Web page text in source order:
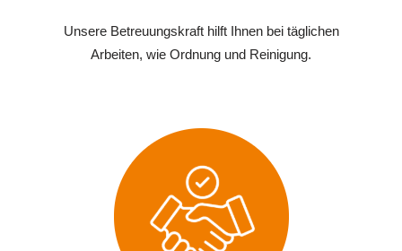
Unsere Betreuungskraft hilft Ihnen bei täglichen
Arbeiten, wie Ordnung und Reinigung.